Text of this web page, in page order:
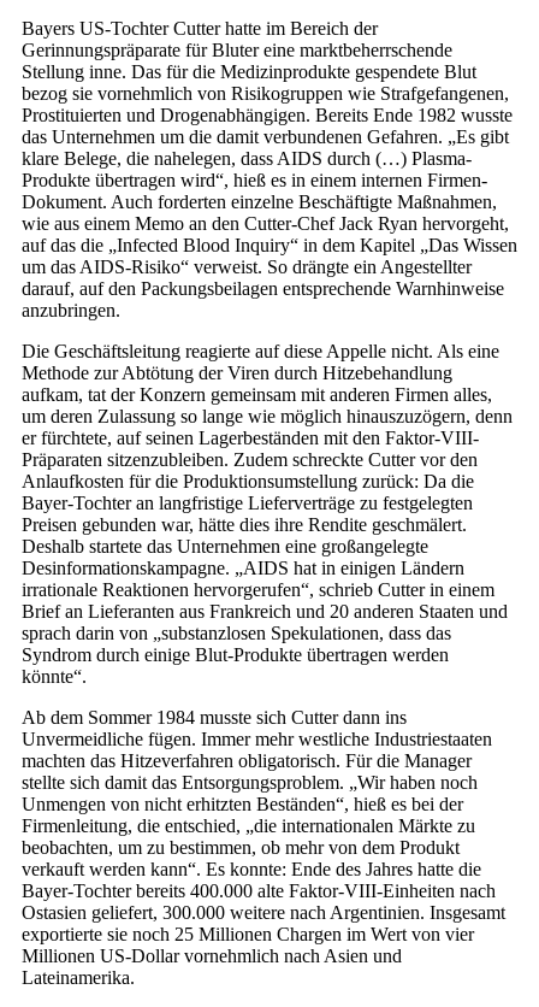
Bayers US-Tochter Cutter hatte im Bereich der
Gerinnungspräparate für Bluter eine marktbeherrschende
Stellung inne. Das für die Medizinprodukte gespendete Blut
bezog sie vornehmlich von Risikogruppen wie Strafgefangenen,
Prostituierten und Drogenabhängigen. Bereits Ende 1982 wusste
das Unternehmen um die damit verbundenen Gefahren. „Es gibt
klare Belege, die nahelegen, dass AIDS durch (…) Plasma-
Produkte übertragen wird“, hieß es in einem internen Firmen-
Dokument. Auch forderten einzelne Beschäftigte Maßnahmen,
wie aus einem Memo an den Cutter-Chef Jack Ryan hervorgeht,
auf das die „Infected Blood Inquiry“ in dem Kapitel „Das Wissen
um das AIDS-Risiko“ verweist. So drängte ein Angestellter
darauf, auf den Packungsbeilagen entsprechende Warnhinweise
anzubringen.
Die Geschäftsleitung reagierte auf diese Appelle nicht. Als eine
Methode zur Abtötung der Viren durch Hitzebehandlung
aufkam, tat der Konzern gemeinsam mit anderen Firmen alles,
um deren Zulassung so lange wie möglich hinauszuzögern, denn
er fürchtete, auf seinen Lagerbeständen mit den Faktor-VIII-
Präparaten sitzenzubleiben. Zudem schreckte Cutter vor den
Anlaufkosten für die Produktionsumstellung zurück: Da die
Bayer-Tochter an langfristige Lieferverträge zu festgelegten
Preisen gebunden war, hätte dies ihre Rendite geschmälert.
Deshalb startete das Unternehmen eine großangelegte
Desinformationskampagne. „AIDS hat in einigen Ländern
irrationale Reaktionen hervorgerufen“, schrieb Cutter in einem
Brief an Lieferanten aus Frankreich und 20 anderen Staaten und
sprach darin von „substanzlosen Spekulationen, dass das
Syndrom durch einige Blut-Produkte übertragen werden
könnte“.
Ab dem Sommer 1984 musste sich Cutter dann ins
Unvermeidliche fügen. Immer mehr westliche Industriestaaten
machten das Hitzeverfahren obligatorisch. Für die Manager
stellte sich damit das Entsorgungsproblem. „Wir haben noch
Unmengen von nicht erhitzten Beständen“, hieß es bei der
Firmenleitung, die entschied, „die internationalen Märkte zu
beobachten, um zu bestimmen, ob mehr von dem Produkt
verkauft werden kann“. Es konnte: Ende des Jahres hatte die
Bayer-Tochter bereits 400.000 alte Faktor-VIII-Einheiten nach
Ostasien geliefert, 300.000 weitere nach Argentinien. Insgesamt
exportierte sie noch 25 Millionen Chargen im Wert von vier
Millionen US-Dollar vornehmlich nach Asien und
Lateinamerika.